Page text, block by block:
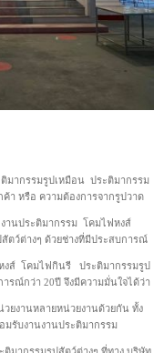
ากรรมรูปเหมือน ประติมากรรม
า หรือ ความต้องการจากรูปวาด
านประติมากรรม โคมไฟหงส์
ว์ต่างๆ ด้วยช่างที่มีประสบการณ์
งส์ โคมไฟกินรี ประติมากรรมรูป
รณ์กว่า 20ปี จึงมีความมั่นใจได้ว่า
วยงานหลายหน่วยงานด้วยกัน ทั้ง
มรับงานงานประติมากรรม